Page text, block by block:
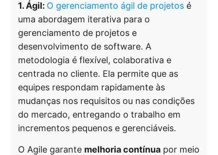
1. Ágil: O gerenciamento ágil de projetos é
uma abordagem iterativa para o
gerenciamento de projetos e
desenvolvimento de software. A
metodologia é flexível, colaborativa e
centrada no cliente. Ela permite que as
equipes respondam rapidamente às
mudanças nos requisitos ou nas condições
do mercado, entregando o trabalho em
incrementos pequenos e gerenciáveis.
O Agile garante melhoria contínua por meio